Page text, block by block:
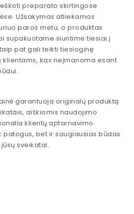
preparato skirtingose
Užsakymas atliekamas
paros metu, o produktas
supakuotame siuntime tiesiai į
pat gali teikti tiesioginę
kas neįmanoma esant
garantuoja originalų produktą
aiškiomis naudojimo
klientų aptarnavimo
patogus, bet ir saugiausias būdas
sveikatai.